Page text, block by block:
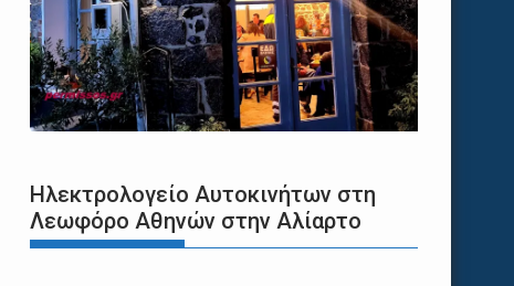
Ηλεκτρολογείο Αυτοκινήτων στη
Λεωφόρο Αθηνών στην Αλίαρτο